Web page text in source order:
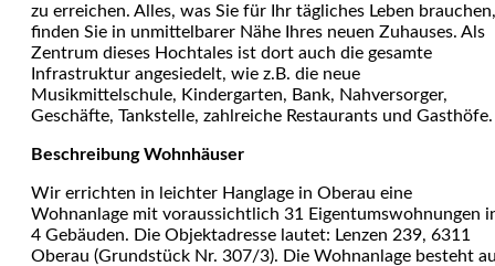
zu erreichen. Alles, was Sie für Ihr tägliches Leben brauchen,
finden Sie in unmittelbarer Nähe Ihres neuen Zuhauses. Als
Zentrum dieses Hochtales ist dort auch die gesamte
Infrastruktur angesiedelt, wie z.B. die neue
Musikmittelschule, Kindergarten, Bank, Nahversorger,
Geschäfte, Tankstelle, zahlreiche Restaurants und Gasthöfe.
Beschreibung Wohnhäuser
Wir errichten in leichter Hanglage in Oberau eine
Wohnanlage mit voraussichtlich 31 Eigentumswohnungen
4 Gebäuden. Die Objektadresse lautet: Lenzen 239, 6311
Oberau (Grundstück Nr. 307/3). Die Wohnanlage besteht